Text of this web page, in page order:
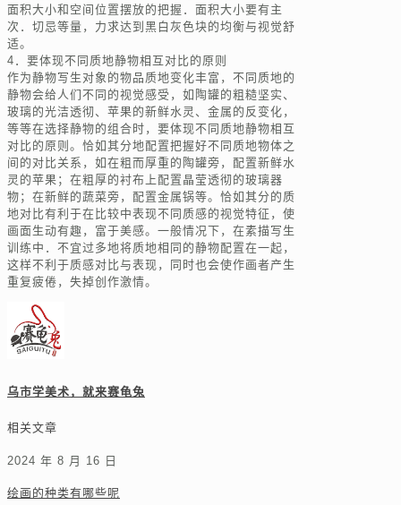
面积大小和空间位置摆放的把握．面积大小要有主
次．切忌等量，力求达到黑白灰色块的均衡与视觉舒
适。
4．要体现不同质地静物相互对比的原则
作为静物写生对象的物品质地变化丰富，不同质地的
静物会给人们不同的视觉感受，如陶罐的粗糙坚实、
玻璃的光洁透彻、苹果的新鲜水灵、金属的反变化，
等等在选择静物的组合时，要体现不同质地静物相互
对比的原则。恰如其分地配置把握好不同质地物体之
间的对比关系，如在粗而厚重的陶罐旁，配置新鲜水
灵的苹果；在粗厚的衬布上配置晶莹透彻的玻璃器
物；在新鲜的蔬菜旁，配置金属锅等。恰如其分的质
地对比有利于在比较中表现不同质感的视觉特征，使
画面生动有趣，富于美感。一般情况下，在素描写生
训练中．不宜过多地将质地相同的静物配置在一起，
这样不利于质感对比与表现，同时也会使作画者产生
重复疲倦，失掉创作激情。
乌市学美术，就来赛龟兔
相关文章
2024 年 8 月 16 日
绘画的种类有哪些呢